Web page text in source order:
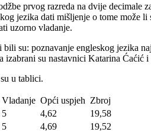
prvog razreda na dvije decimale
jezika dati mišljenje o tome
uzorno vladanje.
su: poznavanje engleskog jezika
izabrani su nastavnici Katarina Ćaćić
u tablici.
Vladanje Opći uspjeh Zbroj
5 4,62
19,58
5 4,69
19,52